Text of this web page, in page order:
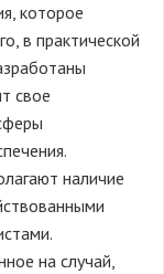
которое
в практической
свое
наличие
на случай,